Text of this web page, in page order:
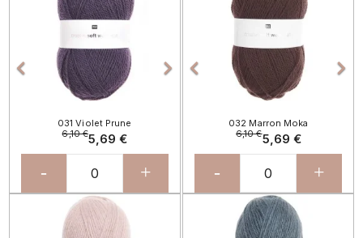
 
031 Violet Prune
6,10 €5,69 €
- +
 
032 Marron Moka
6,10 €5,69 €
- +
Précédent Précédent